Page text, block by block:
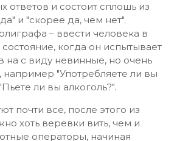
ответов и состоит сплошь из
и "скорее да, чем нет".
– ввести человека в
когда он испытывает
на с виду невинные, но очень
"Употребляете ли вы
ли вы алкоголь?".
почти все, после этого из
хоть веревки вить, чем и
операторы, начиная